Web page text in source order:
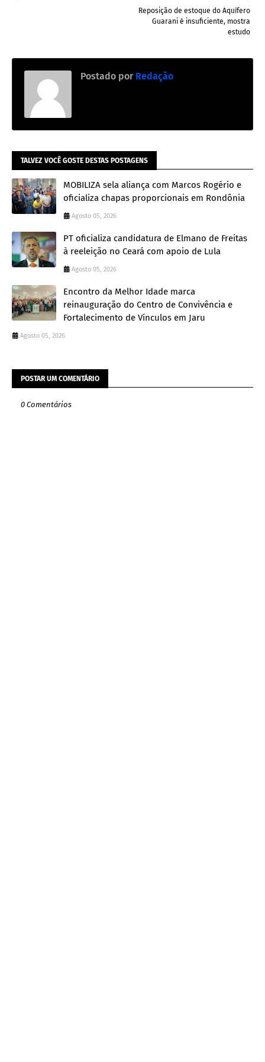
Reposição de estoque do Aquífero
Guarani é insuficiente, mostra
estudo
Postado por Redação
TALVEZ VOCÊ GOSTE DESTAS POSTAGENS
MOBILIZA sela aliança com Marcos Rogério e
oficializa chapas proporcionais em Rondônia
Agosto 05, 2026
PT oficializa candidatura de Elmano de Freitas
à reeleição no Ceará com apoio de Lula
Agosto 05, 2026
Encontro da Melhor Idade marca
reinauguração do Centro de Convivência e
Fortalecimento de Vínculos em Jaru
Agosto 05, 2026
POSTAR UM COMENTÁRIO
0 Comentários